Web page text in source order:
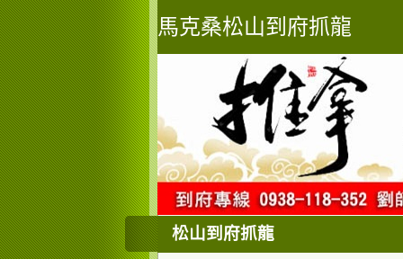
馬克桑松山到府抓龍
松山到府抓龍